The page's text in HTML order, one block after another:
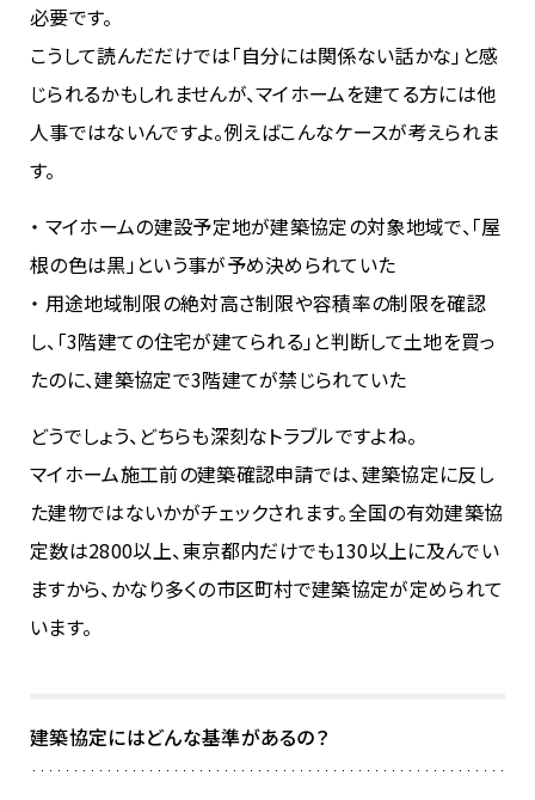
必要です。
こうして読んだだけでは「自分には関係ない話かな」と感
じられるかもしれませんが、マイホームを建てる方には他
人事ではないんですよ。例えばこんなケースが考えられま
す。
・ マイホームの建設予定地が建築協定の対象地域で、「屋
根の色は黒」という事が予め決められていた
・ 用途地域制限の絶対高さ制限や容積率の制限を確認
し、「3階建ての住宅が建てられる」と判断して土地を買っ
たのに、建築協定で3階建てが禁じられていた
どうでしょう、どちらも深刻なトラブルですよね。
マイホーム施工前の建築確認申請では、建築協定に反し
た建物ではないかがチェックされます。全国の有効建築協
定数は2800以上、東京都内だけでも130以上に及んでい
ますから、かなり多くの市区町村で建築協定が定められて
います。
建築協定にはどんな基準があるの？